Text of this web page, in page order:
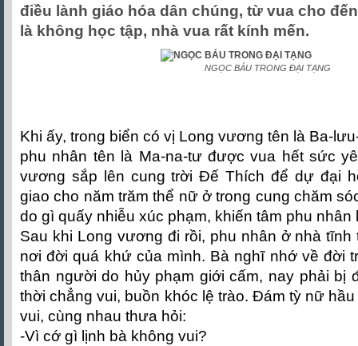
điều lành giáo hóa dân chúng, từ vua cho
là không học tập, nhà vua rất kính mến.
NGỌC BÁU TRONG ĐẠI TẠNG
Khi ấy, trong biển có vị Long vương tên là Ba-
phu nhân tên là Ma-na-tư được vua hết sức
vương sắp lên cung trời Đế Thích để dự đại
giao cho năm trăm thể nữ ở trong cung chăm
do gì quấy nhiễu xúc phạm, khiến tâm phu
Sau khi Long vương đi rồi, phu nhân ở nhà
nơi đời quá khứ của mình. Bà nghĩ nhớ về đời
thân người do hủy phạm giới cấm, nay phải bị
thời chẳng vui, buồn khóc lệ trào. Đám tỳ nữ
vui, cùng nhau thưa hỏi:
-Vì cớ gì lịnh bà không vui?